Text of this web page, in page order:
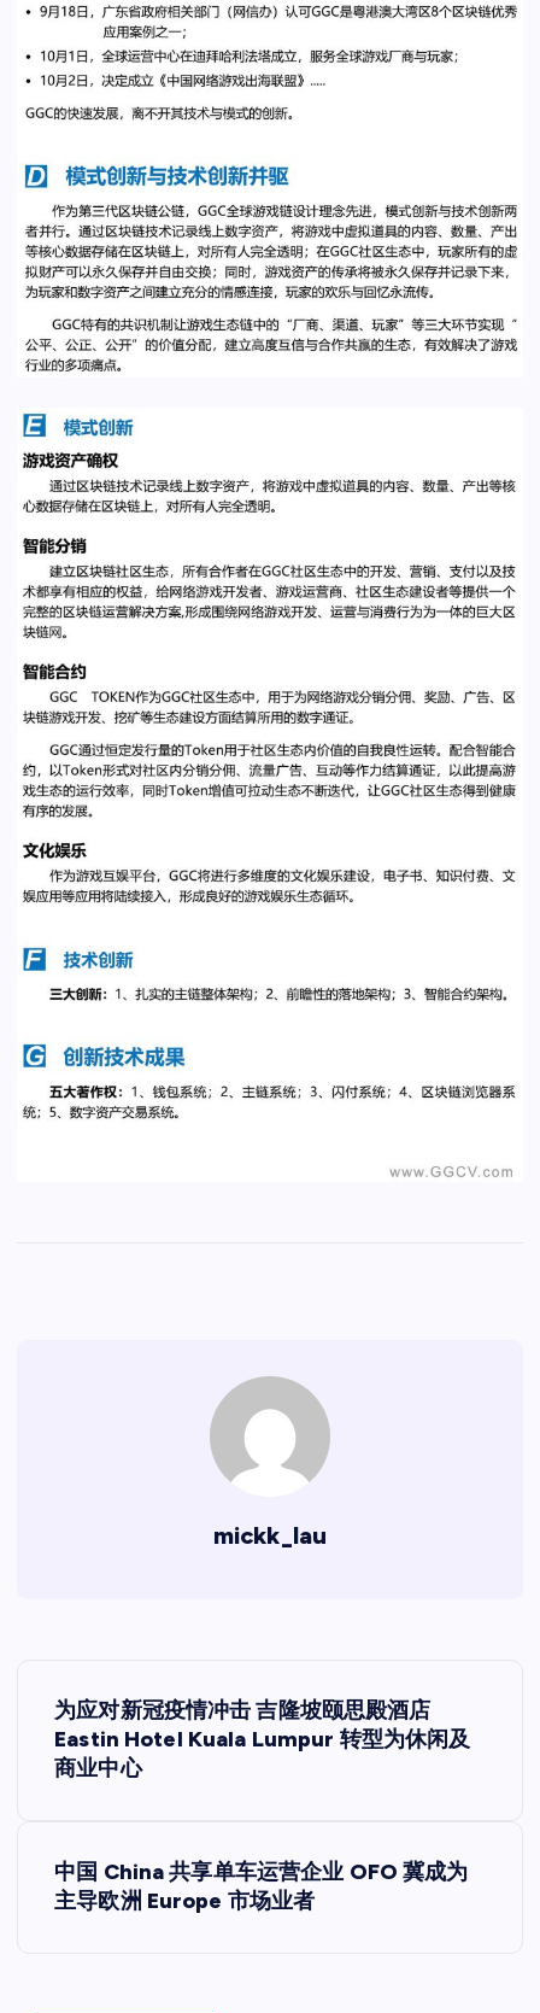
mickk_lau
文
章
航
为应对新冠疫情冲击 吉隆坡颐思殿酒店
Eastin Hotel Kuala Lumpur 转型为休闲及
商业中心
中国 China 共享单车运营企业 OFO 冀成为
主导欧洲 Europe 市场业者